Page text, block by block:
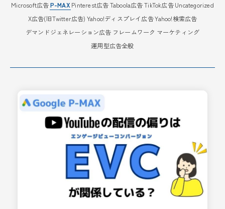
Microsoft広告P-MAX Pinterest広告Taboola広告TikTok広告Uncategorized
X広告(旧Twitter広告) Yahoo!ディスプレイ広告Yahoo!検索広告
デマンドジェネレーション広告 フレームワーク マーケティング
運用型広告全般